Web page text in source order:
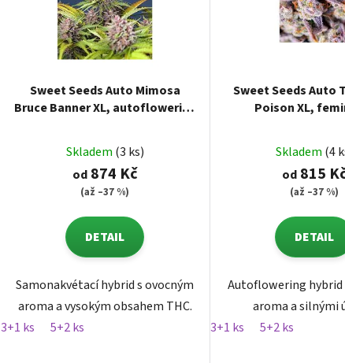
Sweet Seeds Auto Mimosa
Bruce Banner XL, autoflowering
Skladem (3 ks)
od874 Kč
(až –37 %)
DETAIL
Samonakvétací hybrid s ovocným
aroma a vysokým obsahem THC.
3+1 ks
5+2 ks
Sweet Seeds Auto
Poison XL,
Skladem (4
od815
(až –37 %)
DETAIL
Autoflowering hybrid
aroma a silnými
3+1 ks
5+2 ks